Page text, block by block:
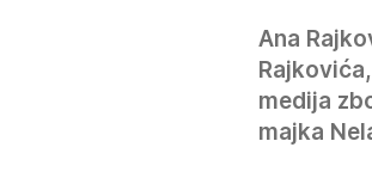
Ana
medija
majka